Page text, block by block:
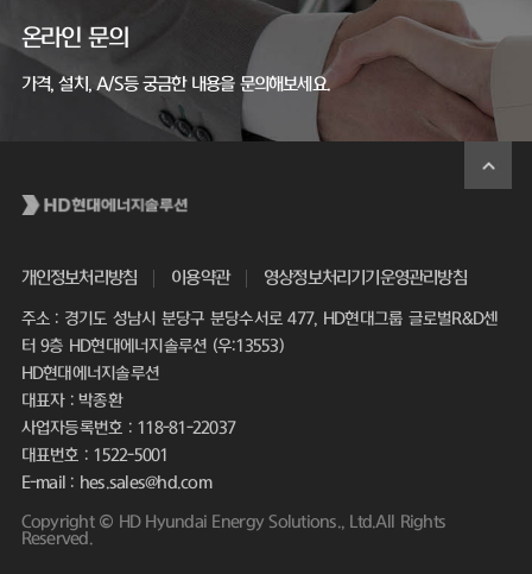
온라인 문의
가격, 설치, A/S등 궁금한 내용을 문의해보세요.
개인정보처리방침 이용약관 영상정보처리기기운영관리방침
주소 : 경기도 성남시 분당구 분당수서로 477, HD현대그룹 글로벌R&D센
터 9층 HD현대에너지솔루션 (우:13553)
HD현대에너지솔루션
대표자 : 박종환
사업자등록번호 : 118-81-22037
대표번호 : 1522-5001
E-mail : hes.sales@hd.com
Copyright © HD Hyundai Energy Solutions., Ltd.All Rights
Reserved.